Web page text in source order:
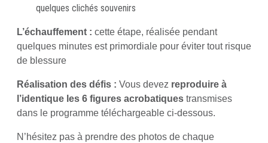
quelques clichés souvenirs
L’échauffement : cette étape, réalisée pendant
quelques minutes est primordiale pour éviter tout risque
de blessure
Réalisation des défis : Vous devez reproduire à
l’identique les 6 figures acrobatiques transmises
dans le programme téléchargeable ci-dessous.
N’hésitez pas à prendre des photos de chaque